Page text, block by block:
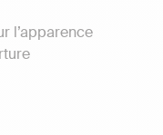
l’apparence